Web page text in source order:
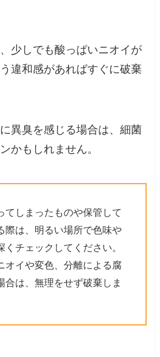
少しでも酸っぱいニオイが
違和感があればすぐに破棄
異臭を感じる場合は、細菌
かもしれません。
てしまったものや保管して
際は、明るい場所で色味や
チェックしてください。
オイや変色、分離による腐
合は、無理をせず破棄しま